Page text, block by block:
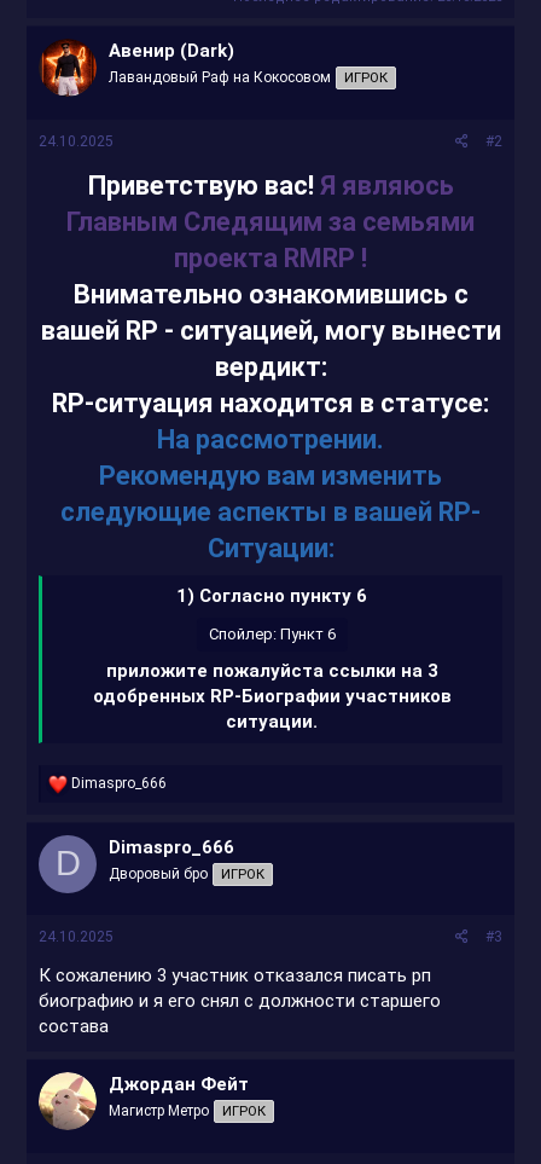
Авенир (Dark)
Лавандовый Раф на Кокосовом ИГРОК
24.10.2025 #2
Приветствую вас! Я являюсь
Главным Следящим за семьями
проекта RMRP !
Внимательно ознакомившись с
вашей RP - cитуацией, могу вынести
вердикт:
RP-ситуация находится в статусе:
На рассмотрении.
Рекомендую вам изменить
следующие аспекты в вашей RP-
Ситуации:
1) Согласно пункту 6
Спойлер: Пункт 6
приложите пожалуйста ссылки на 3
одобренных RP-Биографии участников
ситуации.
Р
к
ц
и
и
Dimaspro_666
D Dimaspro_666
Дворовый бро ИГРОК
24.10.2025 #3
К сожалению 3 участник отказался писать рп
биографию и я его снял с должности старшего
состава
Джордан Фейт
Магистр Метро ИГРОК